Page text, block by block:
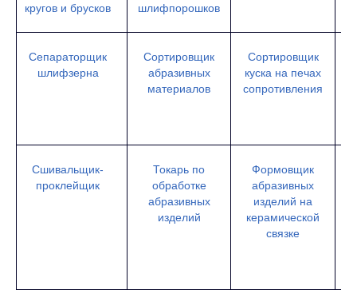
кругов и брусков
шлифпорошков
Сепараторщик
шлифзерна
Сортировщик
абразивных
материалов
Сортировщик
куска на печах
сопротивления
Сшивальщик-
проклейщик
Токарь по
обработке
абразивных
изделий
Формовщик
абразивных
изделий на
керамической
связке